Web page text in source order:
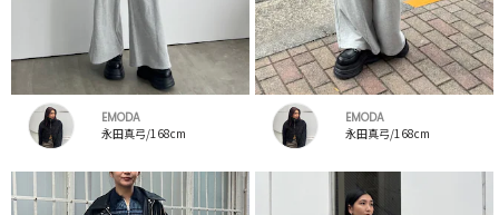
EMODA
永田真弓/168cm
EMODA
永田真弓/168cm